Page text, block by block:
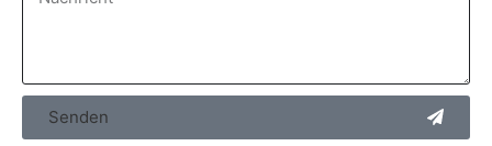
Senden